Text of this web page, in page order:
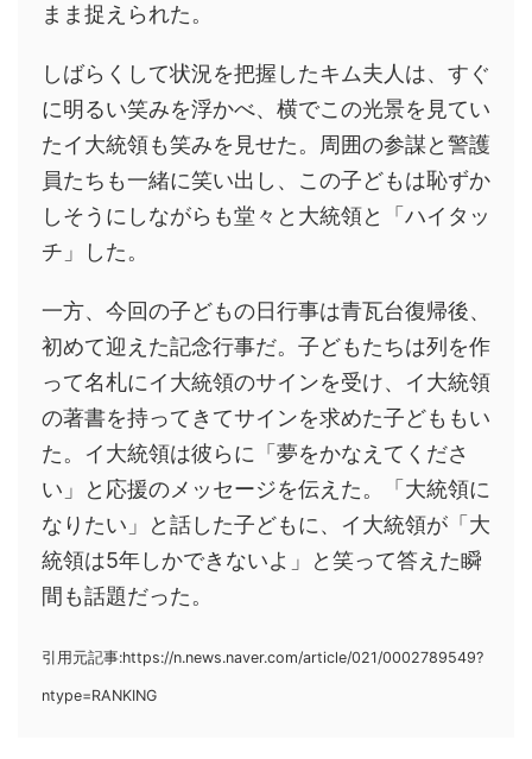
まま捉えられた。
しばらくして状況を把握したキム夫人は、すぐ
に明るい笑みを浮かべ、横でこの光景を見てい
たイ大統領も笑みを見せた。周囲の参謀と警護
員たちも一緒に笑い出し、この子どもは恥ずか
しそうにしながらも堂々と大統領と「ハイタッ
チ」した。
一方、今回の子どもの日行事は青瓦台復帰後、
初めて迎えた記念行事だ。子どもたちは列を作
って名札にイ大統領のサインを受け、イ大統領
の著書を持ってきてサインを求めた子どももい
た。イ大統領は彼らに「夢をかなえてくださ
い」と応援のメッセージを伝えた。「大統領に
なりたい」と話した子どもに、イ大統領が「大
統領は5年しかできないよ」と笑って答えた瞬
間も話題だった。
引用元記事:https://n.news.naver.com/article/021/0002789549?
ntype=RANKING